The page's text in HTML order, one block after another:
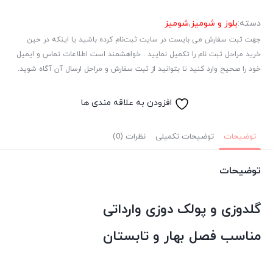
دسته:بلوز و شومیز,شومیز
جهت ثبت سفارش می بایست در سایت ثبت‌نام کرده باشید یا اینکه در حین
خرید مراحل ثبت نام را تکمیل نمایید . خواهشمند است اطلاعات تماس و ایمیل
خود را صحیح وارد کنید تا بتوانید از ثبت سفارش و مراحل ارسال آن آگاه شوید.
افزودن به علاقه مندی ها
توضیحات توضیحات تکمیلی نظرات (0)
توضیحات
گلدوزی و پولک دوزی وارداتی
مناسب فصل بهار و تابستان